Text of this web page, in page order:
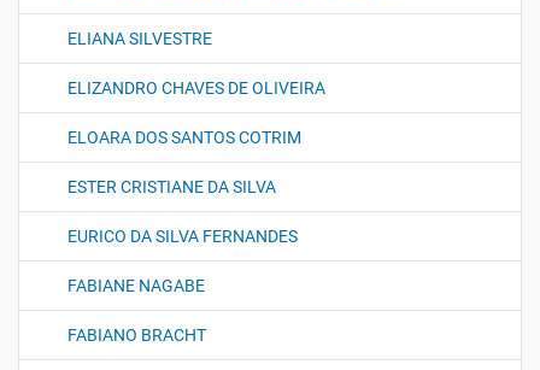
ELIANA SILVESTRE
ELIZANDRO CHAVES DE OLIVEIRA
ELOARA DOS SANTOS COTRIM
ESTER CRISTIANE DA SILVA
EURICO DA SILVA FERNANDES
FABIANE NAGABE
FABIANO BRACHT